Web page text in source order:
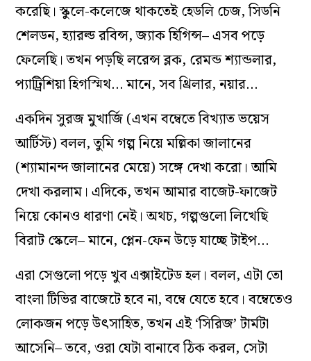
করেছি। স্কুলে-কলেজে থাকতেই হেডলি চেজ, সিডনি
শেলডন, হ্যারল্ড রবিন্স, জ্যাক হিগিন্স– এসব পড়ে
ফেলেছি। তখন পড়ছি লরেন্স ব্লক, রেমন্ড শ্যান্ডলার,
প্যাট্রিশিয়া হিগস্মিথ… মানে, সব থ্রিলার, নয়ার…
একদিন সুরজ মুখার্জি (এখন বম্বেতে বিখ্যাত ভয়েস
আর্টিস্ট) বলল, তুমি গল্প নিয়ে মল্লিকা জালানের
(শ্যামানন্দ জালানের মেয়ে) সঙ্গে দেখা করো। আমি
দেখা করলাম। এদিকে, তখন আমার বাজেট-ফাজেট
নিয়ে কোনও ধারণা নেই। অথচ, গল্পগুলো লিখেছি
বিরাট স্কেলে– মানে, প্লেন-ফেন উড়ে যাচ্ছে টাইপ…
এরা সেগুলো পড়ে খুব এক্সাইটেড হল। বলল, এটা তো
বাংলা টিভির বাজেটে হবে না, বম্বে যেতে হবে। বম্বেতেও
লোকজন পড়ে উৎসাহিত, তখন এই ‘সিরিজ’ টার্মটা
আসেনি– তবে, ওরা যেটা বানাবে ঠিক করল, সেটা